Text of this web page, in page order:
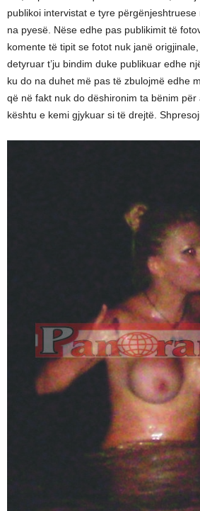
publikoi intervistat e tyre
na pyesë. Nëse edhe pas publikimit të
komente të tipit se fotot nuk janë
detyruar t’ju bindim duke publikuar edhe
ku do na duhet më pas të zbulojmë edhe
që në fakt nuk do dëshironim ta bënim për
kështu e kemi gjykuar si të drejtë.